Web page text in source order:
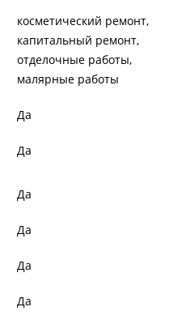
косметический ремонт
капитальный ремонт
отделочные работы
малярные работы
Да
Да
Да
Да
Да
Да